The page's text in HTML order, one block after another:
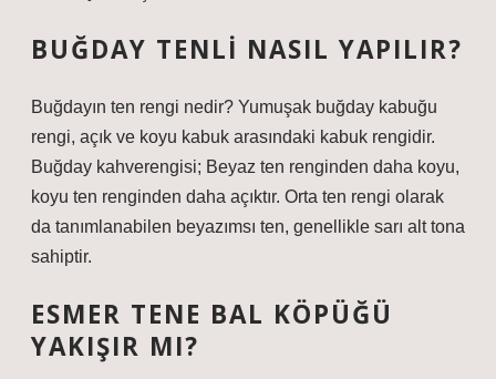
BUĞDAY TENLI NASIL YAPILIR?
Buğdayın ten rengi nedir? Yumuşak buğday kabuğu
rengi, açık ve koyu kabuk arasındaki kabuk rengidir.
Buğday kahverengisi; Beyaz ten renginden daha koyu,
koyu ten renginden daha açıktır. Orta ten rengi olarak
da tanımlanabilen beyazımsı ten, genellikle sarı alt tona
sahiptir.
ESMER TENE BAL KÖPÜĞÜ
YAKIŞIR MI?